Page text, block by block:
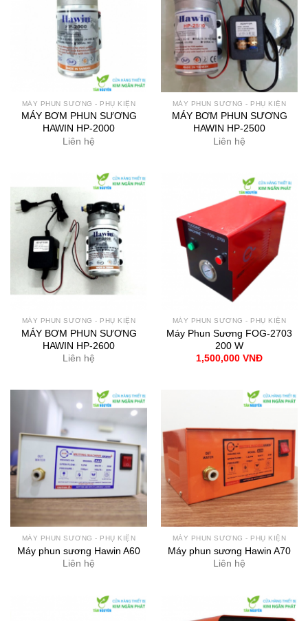
MÁY PHUN SƯƠNG - PHỤ KIỆN
MÁY BƠM PHUN SƯƠNG
HAWIN HP-2000
Liên hệ
MÁY PHUN SƯƠNG - PHỤ KIỆN
MÁY BƠM PHUN SƯƠNG
HAWIN HP-2500
Liên hệ
MÁY PHUN SƯƠNG - PHỤ KIỆN
MÁY BƠM PHUN SƯƠNG
HAWIN HP-2600
Liên hệ
MÁY PHUN SƯƠNG - PHỤ KIỆN
Máy Phun Sương FOG-2703
200 W
1,500,000 VNĐ
MÁY PHUN SƯƠNG - PHỤ KIỆN
Máy phun sương Hawin A60
Liên hệ
MÁY PHUN SƯƠNG - PHỤ KIỆN
Máy phun sương Hawin A70
Liên hệ